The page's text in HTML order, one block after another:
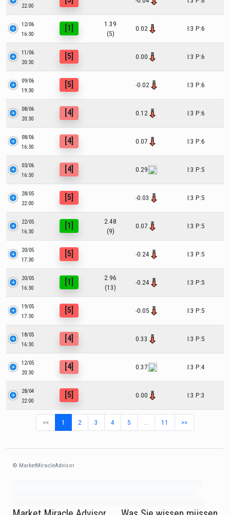
22:00
12/06
16:30
[1]
1.39
(5)
0.02 I:3 P:6
11/06
20:30
[5] 0.00 I:3 P:6
09/06
19:30
[5] -0.02 I:3 P:6
08/06
20:30
[4] 0.12 I:3 P:6
08/06
16:30
[4] 0.07 I:3 P:6
03/06
16:30
[4] 0.29 I:3 P:5
28/05
22:00
[5] -0.03 I:3 P:5
22/05
16:30
[1]
2.48
(9)
0.07 I:3 P:5
20/05
17:30
[5] -0.24 I:3 P:5
20/05
16:30
[1]
2.96
(13)
-0.24 I:3 P:5
19/05
17:30
[5] -0.05 I:3 P:5
18/05
16:30
[4] 0.33 I:3 P:5
12/05
20:30
[4] 0.37 I:3 P:4
28/04
22:00
[5] 0.00 I:3 P:3
<< 1 2 3 4 5 11 >>
© MarketMiracleAdvisor